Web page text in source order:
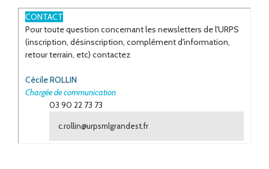
CONTACT
Pour toute question concernant les newsletters de l'URPS
(inscription, désinscription, complément d'information,
retour terrain, etc) contactez
Cécile ROLLIN
Chargée de communication
03 90 22 73 73
c.rollin@urpsmlgrandest.fr